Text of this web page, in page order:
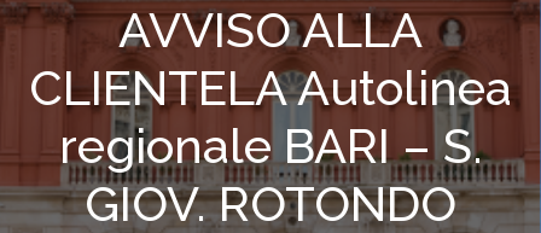
AVVISO ALLA
CLIENTELA Autolinea
regionale BARI – S.
GIOV. ROTONDO